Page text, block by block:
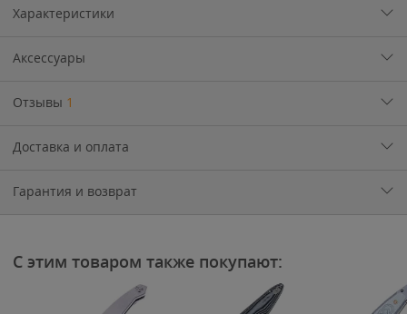
Характеристики
Аксессуары
Отзывы 1
Доставка и оплата
Гарантия и возврат
С этим товаром также покупают: